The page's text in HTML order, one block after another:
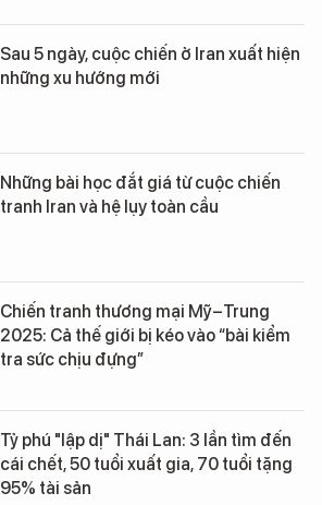
Sau 5 ngày, cuộc chiến ở Iran xuất hiện
những xu hướng mới
Những bài học đắt giá từ cuộc chiến
tranh Iran và hệ lụy toàn cầu
Chiến tranh thương mại Mỹ–Trung
2025: Cả thế giới bị kéo vào “bài kiểm
tra sức chịu đựng”
Tỷ phú "lập dị" Thái Lan: 3 lần tìm đến
cái chết, 50 tuổi xuất gia, 70 tuổi tặng
95% tài sản